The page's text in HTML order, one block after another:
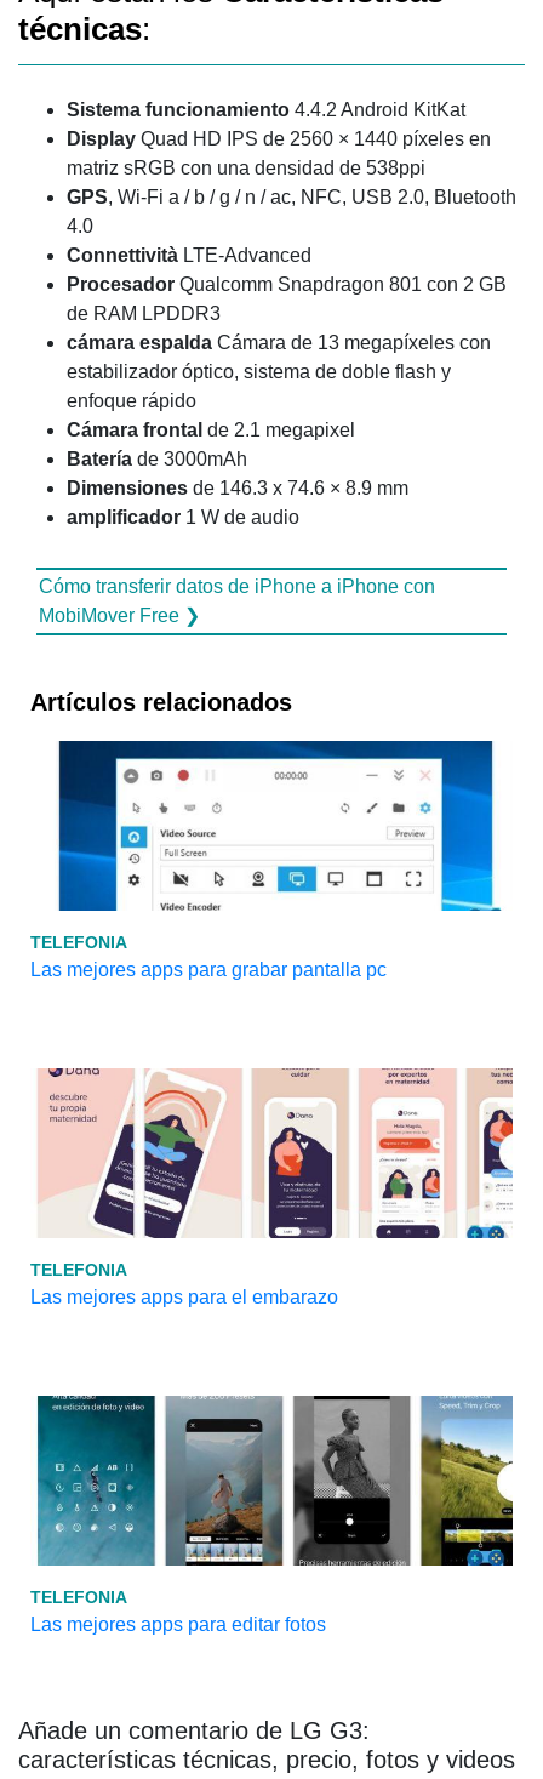
técnicas:
Sistema funcionamiento 4.4.2 Android KitKat
Display Quad HD IPS de 2560 × 1440 píxeles en
matriz sRGB con una densidad de 538ppi
GPS, Wi-Fi a / b / g / n / ac, NFC, USB 2.0, Bluetooth
4.0
Connettività LTE-Advanced
Procesador Qualcomm Snapdragon 801 con 2 GB
de RAM LPDDR3
cámara espalda Cámara de 13 megapíxeles con
estabilizador óptico, sistema de doble flash y
enfoque rápido
Cámara frontal de 2.1 megapixel
Batería de 3000mAh
Dimensiones de 146.3 x 74.6 × 8.9 mm
amplificador 1 W de audio
Cómo transferir datos de iPhone a iPhone con
MobiMover Free ❯
Artículos relacionados
TELEFONIA
Las mejores apps para grabar pantalla pc
TELEFONIA
Las mejores apps para el embarazo
TELEFONIA
Las mejores apps para editar fotos
Añade un comentario de LG G3:
características técnicas, precio, fotos y videos